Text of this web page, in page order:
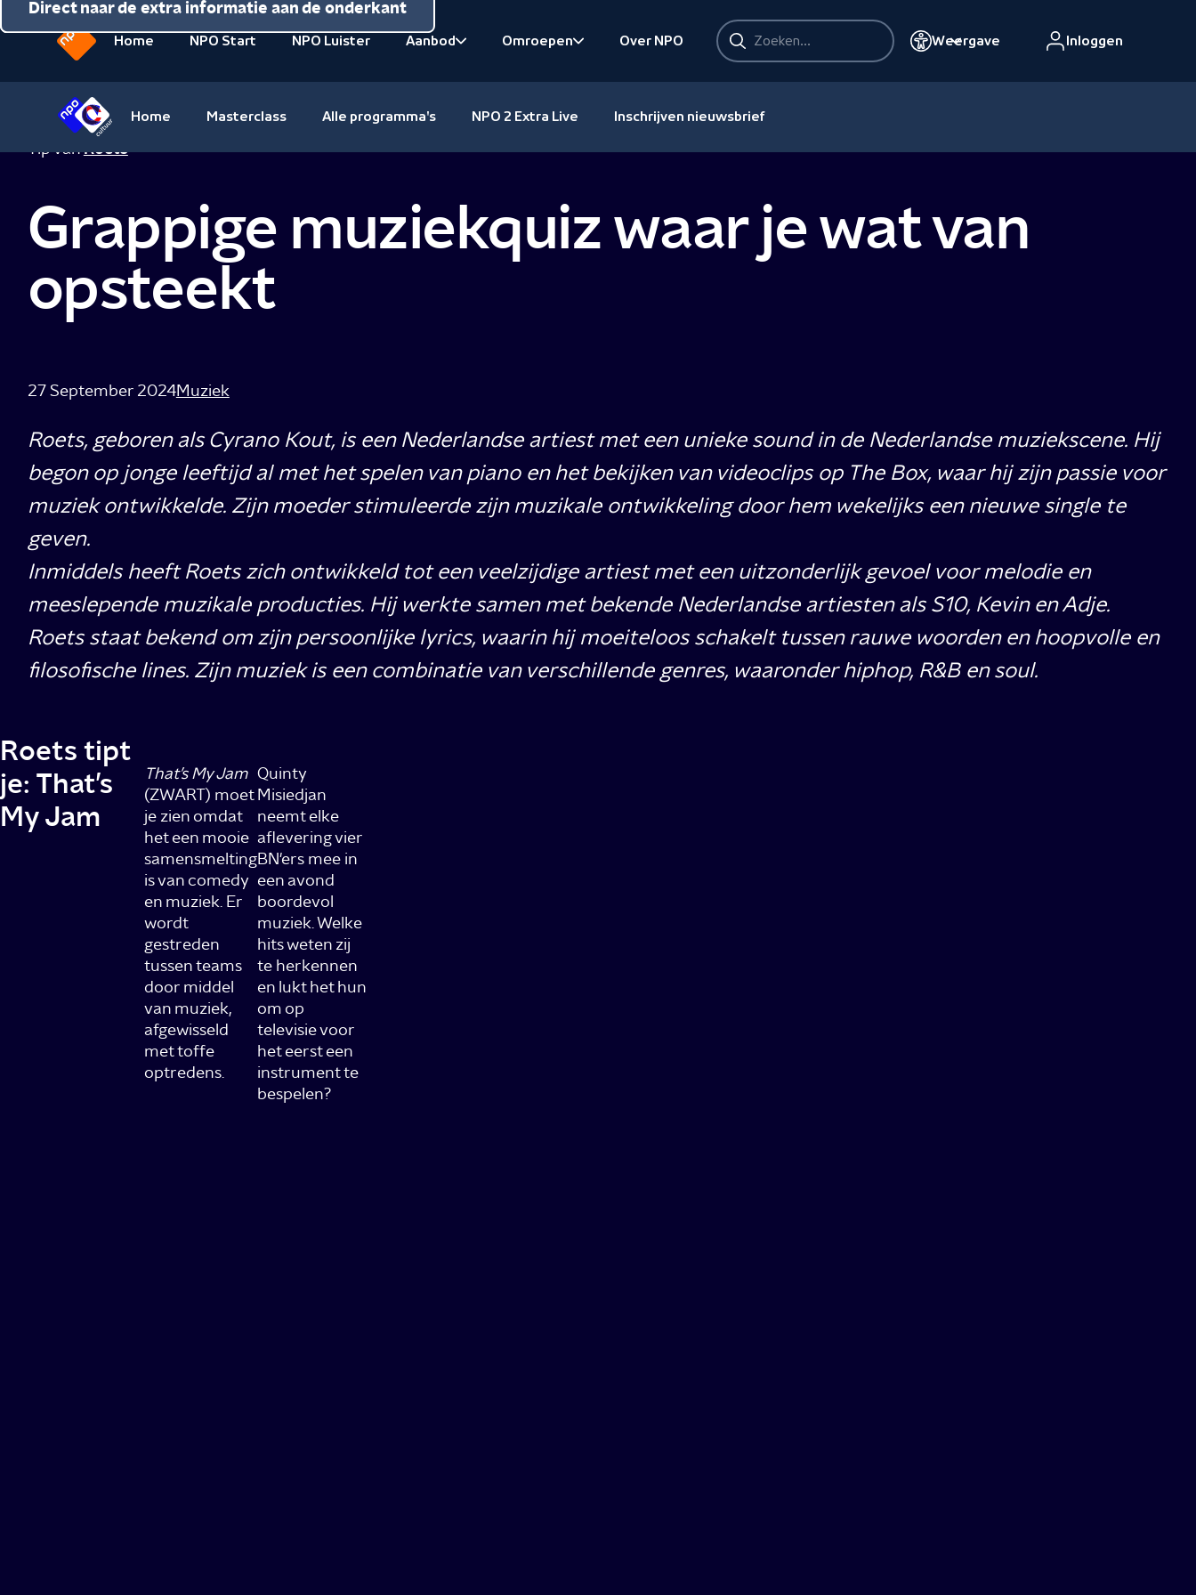
Direct naar de inhoud
Direct naar de hoofdnavigatie
Direct naar de extra informatie aan de onderkant
beginpagina
van
Home NPO Start NPO Luister
Aanbod
Omroepen
Over NPO
Zoeken
Zoeken
Weergave Inloggen
van
NPO
Cultuur
Home Masterclass Alle programma's NPO 2 Extra Live Inschrijven nieuwsbrief
Tip vanRoets
Grappige muziekquiz waar je wat van
opsteekt
27 September 2024Muziek
Roets, geboren als Cyrano Kout, is een Nederlandse artiest met een unieke sound in de Nederlandse muziekscene. Hij
begon op jonge leeftijd al met het spelen van piano en het bekijken van videoclips op The Box, waar hij zijn passie voor
muziek ontwikkelde. Zijn moeder stimuleerde zijn muzikale ontwikkeling door hem wekelijks een nieuwe single te
geven.
Inmiddels heeft Roets zich ontwikkeld tot een veelzijdige artiest met een uitzonderlijk gevoel voor melodie en
meeslepende muzikale producties. Hij werkte samen met bekende Nederlandse artiesten als S10, Kevin en Adje.
Roets staat bekend om zijn persoonlijke lyrics, waarin hij moeiteloos schakelt tussen rauwe woorden en hoopvolle en
filosofische lines. Zijn muziek is een combinatie van verschillende genres, waaronder hiphop, R&B en soul.
Roets tipt
je: That’s
My Jam
That’s My Jam
(ZWART) moet
je zien omdat
het een mooie
samensmelting
is van comedy
en muziek. Er
wordt
gestreden
tussen teams
door middel
van muziek,
afgewisseld
met toffe
optredens.
Quinty
Misiedjan
neemt elke
aflevering vier
BN'ers mee in
een avond
boordevol
muziek. Welke
hits weten zij
te herkennen
en lukt het hun
om op
televisie voor
het eerst een
instrument te
bespelen?